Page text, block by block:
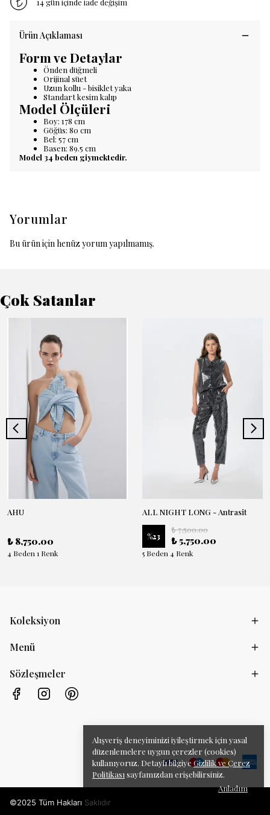
Alışveriş deneyiminizi iyileştirmek için yasal
düzenlemelere uygun çerezler (cookies)
kullanıyoruz. Detaylı bilgiye Gizlilik ve Çerez
Politikası sayfamızdan erişebilirsiniz.
Anladım
Ürün Açıklaması
Form ve Detaylar
Önden düğmeli
Orijinal süet
Uzun kollu - bisiklet yaka
Standart kesim kalıp
Model Ölçüleri
Boy: 178 cm
Göğüs: 80 cm
Bel: 57 cm
Basen: 89.5 cm
Model 34 beden giymektedir.
Yorumlar
Bu ürün için henüz yorum yapılmamış.
Çok Satanlar
AHU
₺ 8,750.00
4 Beden 1 Renk
ALL NIGHT LONG - Antrasit
%23
₺ 7,500.00
₺ 5,750.00
5 Beden 4 Renk
Koleksiyon
Menü
Sözleşmeler
©2025 Tüm Hakları Saklıdır